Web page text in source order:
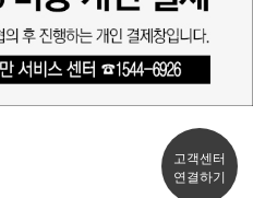
고객센터
연결하기